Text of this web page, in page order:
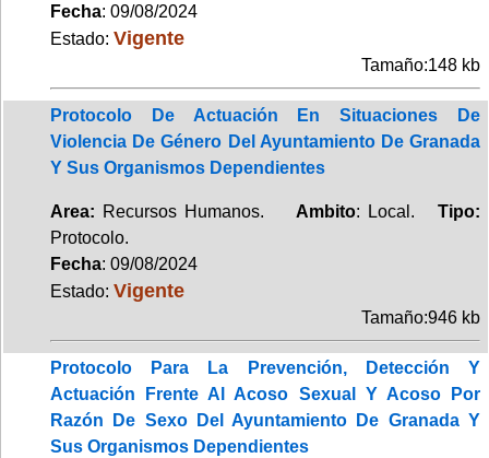
Fecha: 09/08/2024
Estado: Vigente
Tamaño:148 kb
Protocolo De Actuación En Situaciones De
Violencia De Género Del Ayuntamiento De Granada
Y Sus Organismos Dependientes
Area: Recursos Humanos. Ambito: Local.Tipo:
Protocolo.
Fecha: 09/08/2024
Estado: Vigente
Tamaño:946 kb
Protocolo Para La Prevención, Detección Y
Actuación Frente Al Acoso Sexual Y Acoso Por
Razón De Sexo Del Ayuntamiento De Granada Y
Sus Organismos Dependientes